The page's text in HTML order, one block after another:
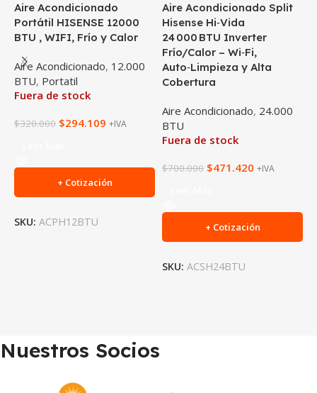
Aire Acondicionado
Portátil HISENSE 12000
BTU , WIFI, Frío y Calor
Aire Acondicionado, 12.000
BTU, Portatil
Fuera de stock
$320.000 $294.109 +IVA
+ Cotización
SKU: ACPH12BTU
Aire Acondicionado Split
Hisense Hi‑Vida
24 000 BTU Inverter
Frío/Calor – Wi‑Fi,
Auto‑Limpieza y Alta
Cobertura
Aire Acondicionado, 24.000
BTU
Fuera de stock
$700.000 $471.420 +IVA
+ Cotización
SKU: ACSH24BTU
Nuestros Socios